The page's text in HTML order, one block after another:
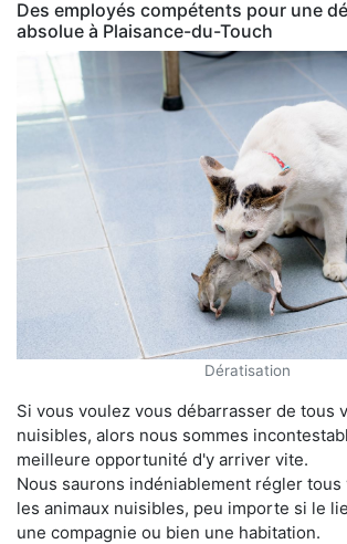
Des employés compétents pour une
absolue à Plaisance-du-Touch
Dératisation
Si vous voulez vous débarrasser de tous
nuisibles, alors nous sommes
meilleure opportunité d'y arriver vite.
Nous saurons indéniablement régler tous
les animaux nuisibles, peu importe si le
une compagnie ou bien une habitation.